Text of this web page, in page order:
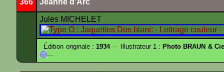
366 Jeanne d'Arc
Jules MICHELET
Édition originale :1934--- Illustrateur 1 : Photo BRAUN &
---